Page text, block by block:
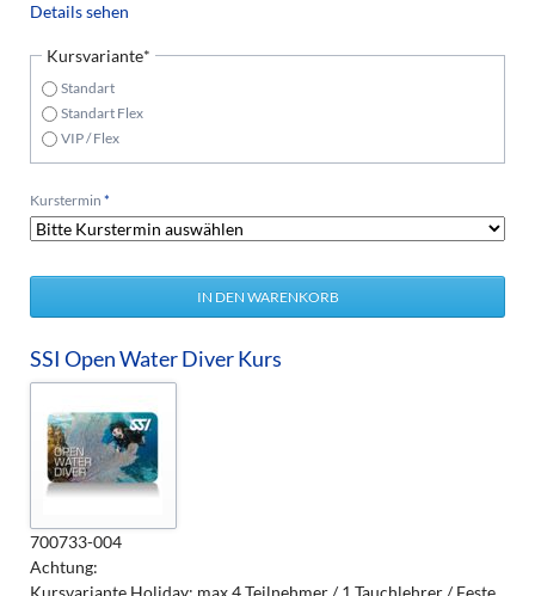
Details sehen
Pflichtfeld
Kursvariante*
Standart
Standart Flex
VIP / Flex
Pflichtfeld
Kurstermin *
SSI Open Water Diver Kurs
700733-004
Achtung:
Kursvariante Holiday: max 4 Teilnehmer / 1 Tauchlehrer / Feste